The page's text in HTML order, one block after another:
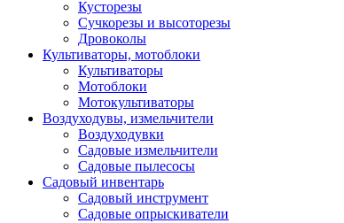
Кусторезы
Сучкорезы и высоторезы
Дровоколы
Культиваторы, мотоблоки
Культиваторы
Мотоблоки
Мотокультиваторы
Воздуходувы, измельчители
Воздуходувки
Садовые измельчители
Садовые пылесосы
Садовый инвентарь
Садовый инструмент
Садовые опрыскиватели